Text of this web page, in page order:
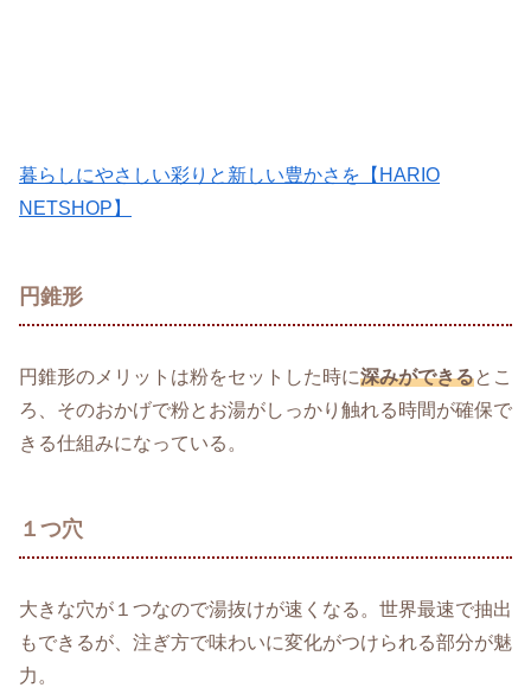
暮らしにやさしい彩りと新しい豊かさを【HARIO
NETSHOP】
円錐形
円錐形のメリットは粉をセットした時に深みができるとこ
ろ、そのおかげで粉とお湯がしっかり触れる時間が確保で
きる仕組みになっている。
１つ穴
大きな穴が１つなので湯抜けが速くなる。世界最速で抽出
もできるが、注ぎ方で味わいに変化がつけられる部分が魅
力。